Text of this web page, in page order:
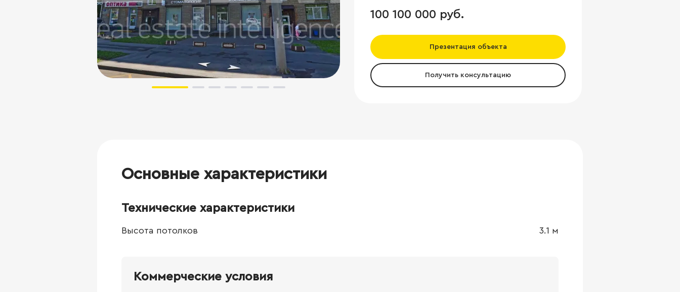
100 100 000 руб.
Презентация объекта
Получить консультацию
Основные характеристики
Технические характеристики
Высота потолков 3.1 м
Коммерческие условия